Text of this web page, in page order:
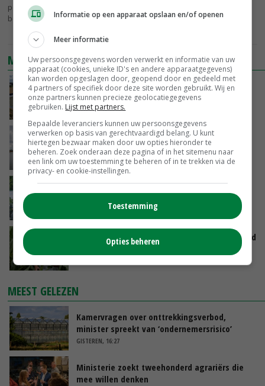
pootgoed. De eerste resultaten moeten uiterlijk 1 december 2012
bekend zijn...
MEEST BEKEKEN
Droogte veroorzaakt steeds meer problemen:
‘Bassin afgelopen week al leeg’
06-08-2026
Koeien van enige drijvende boerderij ter
wereld zijn te koop
06-08-2026
Oekraïne-vlogger Kees Huizinga: ‘Bezoek van
GISTEREN, 12:00
Limburgse mais van Frijns doet het verrassend
MEEST GELEZEN
Kamervragen over onttrekkingsverbod,
minister spreekt van ‘ondernemersrisico’
GISTEREN, 16:27
Ministerie zoekt tweehonderd agrariërs die
mee willen denken
Informatie op een apparaat opslaan en/of openen
Meer informatie
Uw persoonsgegevens worden verwerkt en informatie van uw
apparaat (cookies, unieke ID's en andere apparaatgegevens)
kan worden opgeslagen door, geopend door en gedeeld met
4 partners of specifiek door deze site worden gebruikt. Wij en
onze partners kunnen precieze geolocatiegegevens
gebruiken. Lijst met partners.
Bepaalde leveranciers kunnen uw persoonsgegevens
verwerken op basis van gerechtvaardigd belang. U kunt
hiertegen bezwaar maken door uw opties hieronder te
beheren. Zoek onderaan deze pagina of in het sitemenu naar
een link om uw toestemming te beheren of in te trekken via de
privacy- en cookie-instellingen.
Toestemming
Opties beheren